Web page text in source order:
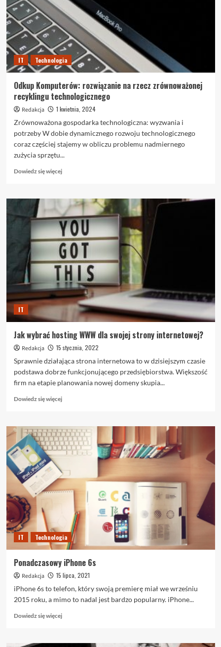
komputerów
wpływa
naszą
przyszłość
IT Technologia
Odkup Komputerów: rozwiązanie na rzecz zrównoważonej
recyklingu technologicznego
Redakcja
1 kwietnia, 2024
Zrównoważona gospodarka technologiczna: wyzwania i
potrzeby W dobie dynamicznego rozwoju technologicznego
coraz częściej stajemy w obliczu problemu nadmiernego
zużycia sprzętu...
Dowiedz się więcejDowiedz
o
Odkup
Komputerów:
rozwiązanie
na
rzecz
zrównoważonej
recyklingu
technologicznego
IT
Jak wybrać hosting WWW dla swojej strony internetowej?
Redakcja
15 stycznia, 2022
Sprawnie działająca strona internetowa to w dzisiejszym czasie
podstawa dobrze funkcjonującego przedsiębiorstwa. Większość
firm na etapie planowania nowej domeny skupia...
Dowiedz się więcejDowiedz
o
Jak
wybrać
hosting
dla
swojej
strony
internetowej?
IT Technologia
Ponadczasowy iPhone 6s
Redakcja
15 lipca, 2021
iPhone 6s to telefon, który swoją premierę miał we wrześniu
2015 roku, a mimo to nadal jest bardzo popularny. iPhone...
Dowiedz się więcejDowiedz
o